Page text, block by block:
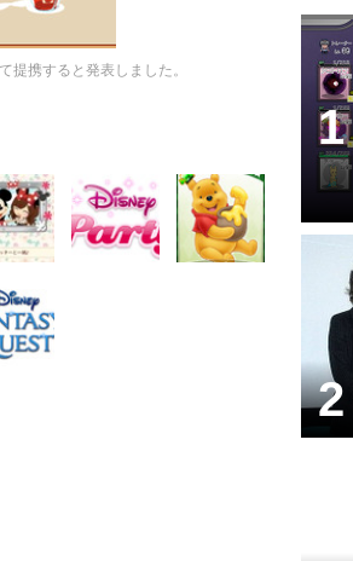
提携すると発表しました。